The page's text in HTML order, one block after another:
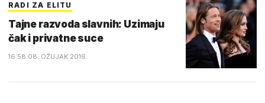
RADI ZA ELITU
Tajne razvoda slavnih: Uzimaju
čak i privatne suce
16:58 08. OŽUJAK 2016.